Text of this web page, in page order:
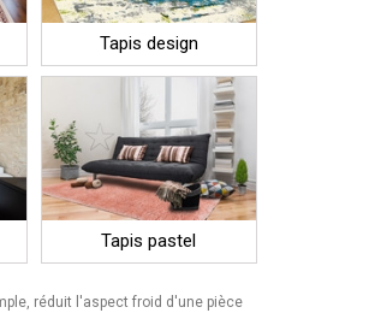
Tapis design
Tapis pastel
réduit l'aspect froid d'une pièce